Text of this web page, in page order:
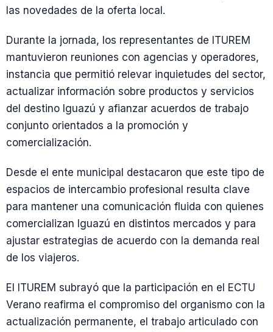
las novedades de la oferta local.
Durante la jornada, los representantes de ITUREM
mantuvieron reuniones con agencias y operadores,
instancia que permitió relevar inquietudes del sector,
actualizar información sobre productos y servicios
del destino Iguazú y afianzar acuerdos de trabajo
conjunto orientados a la promoción y
comercialización.
Desde el ente municipal destacaron que este tipo de
espacios de intercambio profesional resulta clave
para mantener una comunicación fluida con quienes
comercializan Iguazú en distintos mercados y para
ajustar estrategias de acuerdo con la demanda real
de los viajeros.
El ITUREM subrayó que la participación en el ECTU
Verano reafirma el compromiso del organismo con la
actualización permanente, el trabajo articulado con